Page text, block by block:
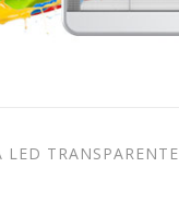
LED TRANSPARENTE